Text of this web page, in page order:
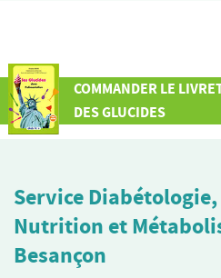
COMMANDER LE
DES GLUCIDES
Service
Nutrition et
Besançon